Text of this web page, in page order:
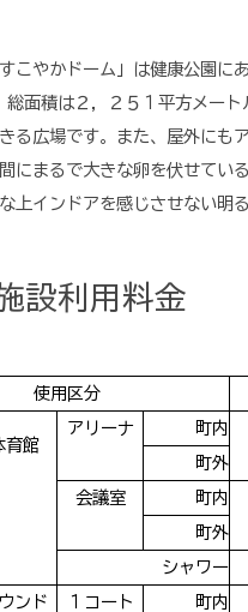
こやかドーム」は健康公園に
面積は２，２５１平方メー
る広場です。また、屋外にも
にまるで大きな卵を伏せてい
上インドアを感じさせない明
設利用料金
使用区分
育館
アリーナ 町内
町外
会議室
町内
町外
シャワー
ンド
１コート 町内